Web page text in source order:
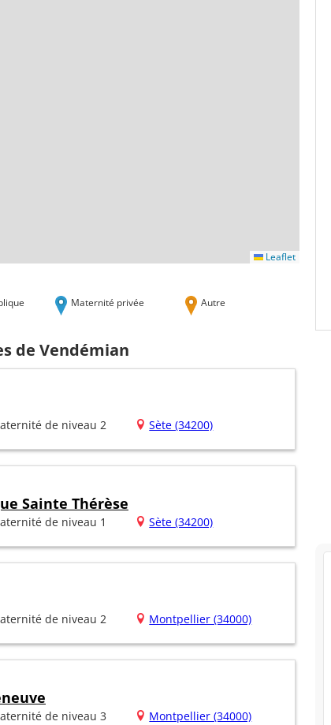
Leaflet
Maternité privée Autre
de Vendémian
de niveau 2 Sète (34200)
Sainte Thérèse
de niveau 1 Sète (34200)
de niveau 2 Montpellier (34000)
de niveau 3 Montpellier (34000)